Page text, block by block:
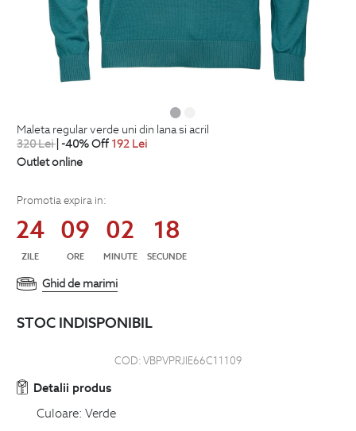
maleta regular verde uni din lana si acril
320Lei| -40% Off 192 Lei
Outlet online
Promotia expira in:
24
ZILE
09
ORE
02
MINUTE
17
SECUNDE
Ghid de marimi
STOC INDISPONIBIL
COD:VBPVPRJIE66C11109
Detalii produs
Culoare: Verde